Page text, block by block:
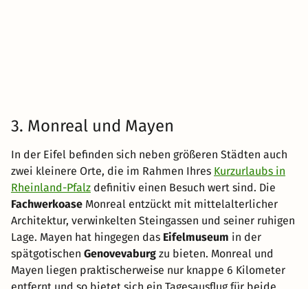
3. Monreal und Mayen
In der Eifel befinden sich neben größeren Städten auch
zwei kleinere Orte, die im Rahmen Ihres Kurzurlaubs in
Rheinland-Pfalz definitiv einen Besuch wert sind. Die
Fachwerkoase Monreal entzückt mit mittelalterlicher
Architektur, verwinkelten Steingassen und seiner ruhigen
Lage. Mayen hat hingegen das Eifelmuseum in der
spätgotischen Genovevaburg zu bieten. Monreal und
Mayen liegen praktischerweise nur knappe 6 Kilometer